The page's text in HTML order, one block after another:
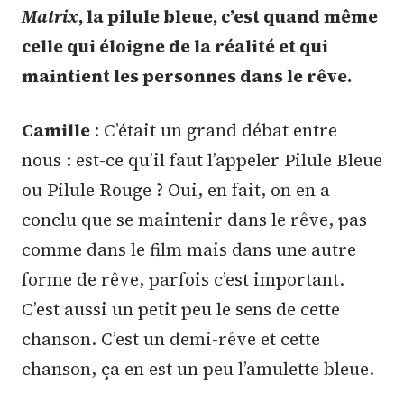
Matrix, la pilule bleue, c’est quand même
celle qui éloigne de la réalité et qui
maintient les personnes dans le rêve.
Camille : C’était un grand débat entre
nous : est-ce qu’il faut l’appeler Pilule Bleue
ou Pilule Rouge ? Oui, en fait, on en a
conclu que se maintenir dans le rêve, pas
comme dans le film mais dans une autre
forme de rêve, parfois c’est important.
C’est aussi un petit peu le sens de cette
chanson. C’est un demi-rêve et cette
chanson, ça en est un peu l’amulette bleue.